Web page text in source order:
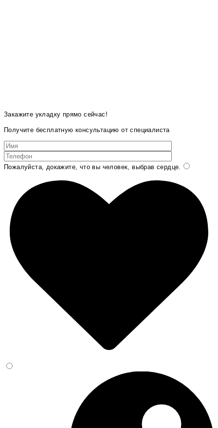
Закажите укладку прямо сейчас!
Получите бесплатную консультацию от специалиста
Пожалуйста, докажите, что вы человек, выбрав сердце.